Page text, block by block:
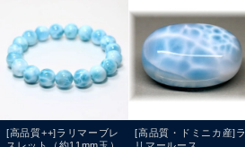
[高品質++]ラリマーブレ
[高品質・ドミニカ産]ラ